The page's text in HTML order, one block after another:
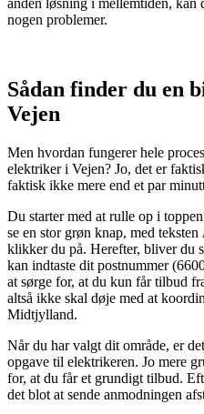
nogen problemer.
Sådan finder du en
Vejen
Men hvordan fungerer hele
elektriker i Vejen? Jo, det er
faktisk ikke mere end et par
Du starter med at rulle op i
se en stor grøn knap, med teksten
klikker du på. Herefter, bliver du
kan indtaste dit postnummer
at sørge for, at du kun får tilbud
altså ikke skal døje med at
Midtjylland.
Når du har valgt dit område, er
opgave til elektrikeren. Jo mere
for, at du får et grundigt tilbud.
det blot at sende anmodningen